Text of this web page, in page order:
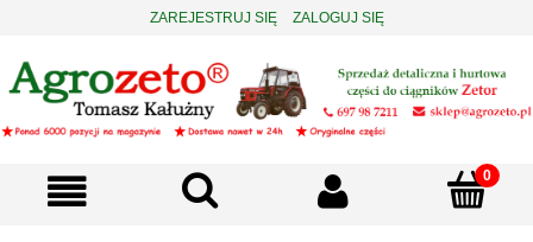
ZAREJESTRUJ SIĘ ZALOGUJ SIĘ